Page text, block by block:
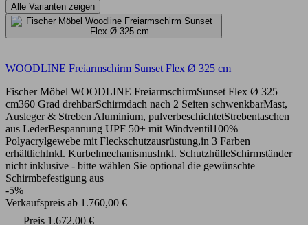
Alle Varianten zeigen
WOODLINE Freiarmschirm Sunset Flex Ø 325 cm
Fischer Möbel WOODLINE FreiarmschirmSunset Flex Ø 325
cm360 Grad drehbarSchirmdach nach 2 Seiten schwenkbarMast,
Ausleger & Streben Aluminium, pulverbeschichtetStrebentaschen
aus LederBespannung UPF 50+ mit Windventil100%
Polyacrylgewebe mit Fleckschutzausrüstung,in 3 Farben
erhältlichInkl. KurbelmechanismusInkl. SchutzhülleSchirmständer
nicht inklusive - bitte wählen Sie optional die gewünschte
Schirmbefestigung aus
-5%
Verkaufspreis ab 1.760,00 €
Preis 1.672,00 €